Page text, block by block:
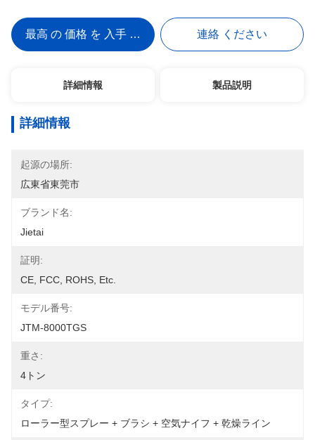
最高 の 価格 を 入手 する 連絡 ください
詳細情報 製品説明
詳細情報
起源の場所:
広東省東莞市
ブランド名:
Jietai
証明:
CE, FCC, ROHS, Etc.
モデル番号:
JTM-8000TGS
重さ:
4トン
タイプ:
ローラー型スプレー + ブラシ + 空気ナイフ + 乾燥ライン